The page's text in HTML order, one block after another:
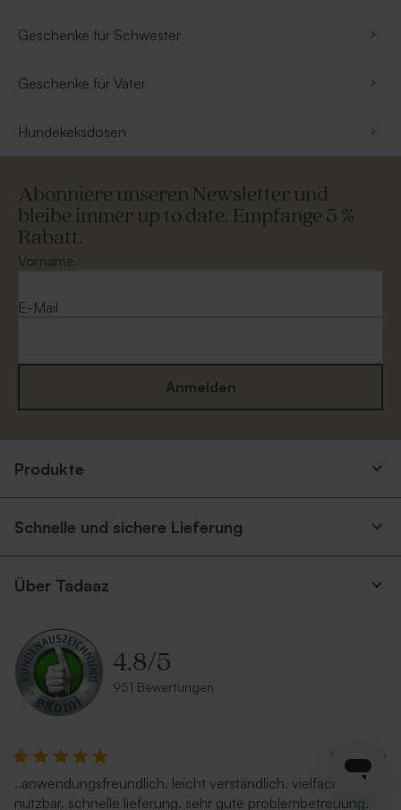
Geschenke für Schwester
Geschenke für Vater
Hundekeksdosen
Abonniere unseren Newsletter und
bleibe immer up to date. Empfange 5 %
Rabatt.
Vorname
E-Mail
Anmelden
Produkte
Schnelle und sichere Lieferung
Über Tadaaz
4.8/5
951 Bewertungen
04.08.26
..anwendungsfreundlich. leicht verständlich. vielfach
nutzbar. schnelle lieferung. sehr gute problembetreuung.